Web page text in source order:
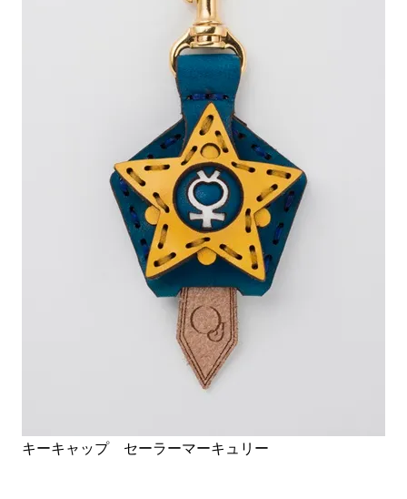
キーキャップ セーラーマーキュリー